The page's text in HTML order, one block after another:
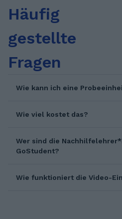
Häufig
gestellte
Fragen
Wie kann ich eine
Wie viel kostet das?
Wer sind die
GoStudent?
Wie funktioniert die Video-